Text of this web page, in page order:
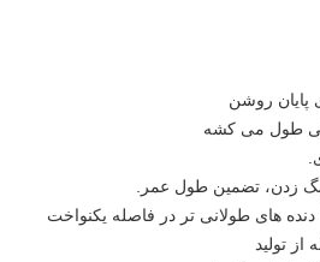
پایان روشن
طول می کشه
زدن، تضمین طول عمر.
های طولانی تر در فاصله یکنواخت
تولید